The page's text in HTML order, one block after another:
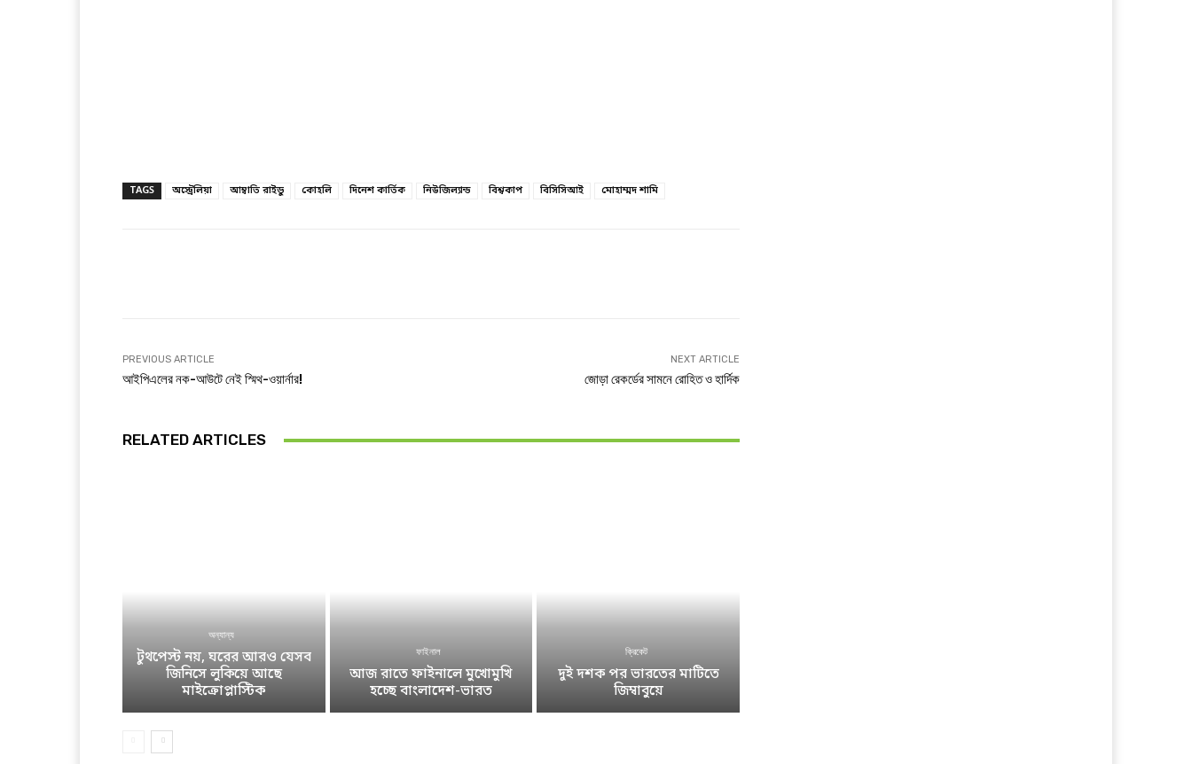
TAGS অস্ট্রেলিয়া আম্বাতি রাইডু কোহলি দিনেশ কার্তিক নিউজিল্যান্ড বিশ্বকাপ বিসিসিআই মোহাম্মদ শামি
PREVIOUS ARTICLE
আইপিএলের নক-আউটে নেই স্মিথ-ওয়ার্নার!
NEXT ARTICLE
জোড়া রেকর্ডের সামনে রোহিত ও হার্দিক
RELATED ARTICLES
অন্যান্য
টুথপেস্ট নয়, ঘরের আরও যেসব
জিনিসে লুকিয়ে আছে
মাইক্রোপ্লাস্টিক
ফাইনাল
আজ রাতে ফাইনালে মুখোমুখি
হচ্ছে বাংলাদেশ-ভারত
ক্রিকেট
দুই দশক পর ভারতের মাটিতে
জিম্বাবুয়ে